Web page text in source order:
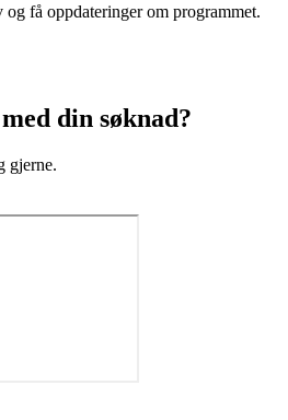
få oppdateringer om programmet.
din søknad?
gjerne.